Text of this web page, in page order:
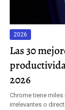
2026
Las 30
2026
Chrome tiene
irrelevantes o